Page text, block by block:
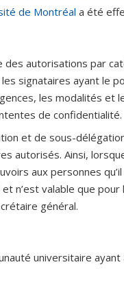
de Montréal a été
des autorisations par
signataires ayant le
les modalités et
de confidentialité.
et de sous-
autorisés. Ainsi,
aux personnes
n’est valable que
général.
universitaire